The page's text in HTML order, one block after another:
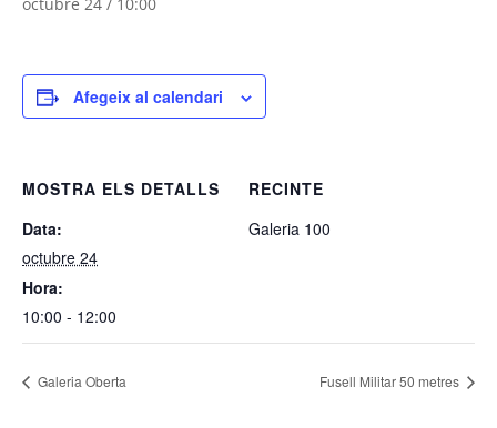
Afegeix al calendari
MOSTRA ELS DETALLS
Data:
octubre 24
Hora:
10:00 - 12:00
RECINTE
Galeria 100
Galeria Oberta Fusell Militar 50 metres